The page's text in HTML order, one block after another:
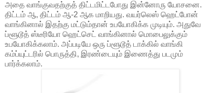
அதை வாங்குவதற்குத் திட்டமிட்டபோது இன்னோரு யோசனை.
திட்டம் ஆ, திட்டம் ஆ-2 ஆக மாறியது. வயர்லெஸ் ஹெட்போன்
வாங்கினால் இதற்கு மட்டும்தான் உபயோகிக்க முடியும். அதுவே
ப்ளூடூத் ஸ்டீரியோ ஹெட்செட் வாங்கினால் மொபைலுக்கும்
உபயோகிக்கலாம். அப்படியே ஒரு ப்ளூடூத் டாக்கில் வாங்கி
கம்ப்யுட்டரில் பொருத்தி, இரண்டையும் இணைத்து படமும்
பார்க்கலாம்.